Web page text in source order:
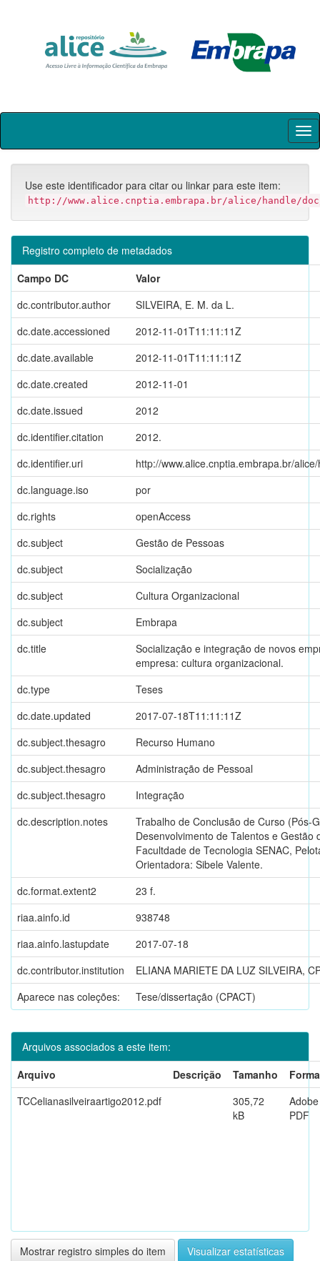
Skip
Use este identificador para citar ou linkar para este item:
http://www.alice.cnptia.embrapa.br/alice/handle/
Registro completo de metadados
Campo DC
Valor
dc.contributor.author
SILVEIRA, E. M. da L.
dc.date.accessioned
2012-11-01T11:11:11Z
dc.date.available
2012-11-01T11:11:11Z
dc.date.created
2012-11-01
dc.date.issued
2012
dc.identifier.citation
2012.
dc.identifier.uri
http://www.alice.cnptia.embrapa.br/
dc.language.iso
por
dc.rights
openAccess
dc.subject
Gestão de Pessoas
dc.subject
Socialização
dc.subject
Cultura Organizacional
dc.subject
Embrapa
dc.title
Socialização e integração de novos
empresa: cultura organizacional.
dc.type
Teses
dc.date.updated
2017-07-18T11:11:11Z
dc.subject.thesagro
Recurso Humano
dc.subject.thesagro
Administração de Pessoal
dc.subject.thesagro
Integração
dc.description.notes
Trabalho de Conclusão de Curso (Pós-
Desenvolvimento de Talentos e Gestão
Facultdade de Tecnologia SENAC,
Orientadora: Sibele Valente.
dc.format.extent2
23 f.
riaa.ainfo.id
938748
riaa.ainfo.lastupdate
2017-07-18
dc.contributor.institution
ELIANA MARIETE DA LUZ SILVEIRA,
Aparece nas coleções:
Tese/dissertação (CPACT)
Arquivos associados a este item:
Arquivo
Descrição Tamanho
TCCelianasilveiraartigo2012.pdf
305,72
kB
Adobe
PDF
Mostrar registro simples do item Visualizar estatísticas